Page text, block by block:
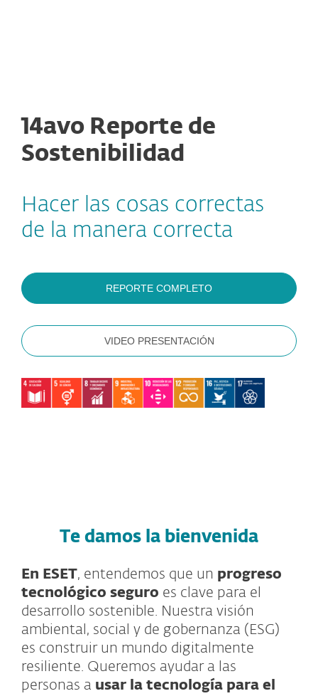
14avo Reporte de
Sostenibilidad
Hacer las cosas correctas
de la manera correcta
REPORTE COMPLETO
VIDEO PRESENTACIÓN
Te damos la bienvenida
En ESET, entendemos que un progreso
tecnológico seguro es clave para el
desarrollo sostenible. Nuestra visión
ambiental, social y de gobernanza (ESG)
es construir un mundo digitalmente
resiliente. Queremos ayudar a las
personas a usar la tecnología para el